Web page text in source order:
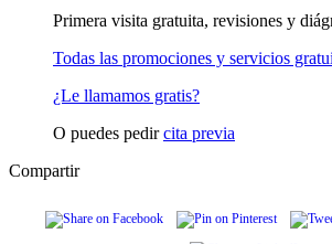
Primera visita gratuita, revisiones y
Todas las promociones y servicios
¿Le llamamos gratis?
O puedes pedircita previa
Compartir